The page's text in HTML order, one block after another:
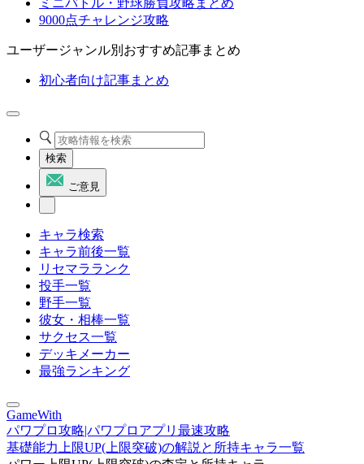
ミニバトル・野球勝負攻略まとめ
9000点チャレンジ攻略
ユーザージャンル別おすすめ記事まとめ
初心者向け記事まとめ
検索
ご意見
キャラ検索
キャラ前後一覧
リセマラランク
投手一覧
野手一覧
彼女・相棒一覧
サクセス一覧
デッキメーカー
最強ランキング
GameWith
パワプロ攻略|パワプロアプリ最速攻略
基礎能力上限UP(上限突破)の解説と所持キャラ一覧